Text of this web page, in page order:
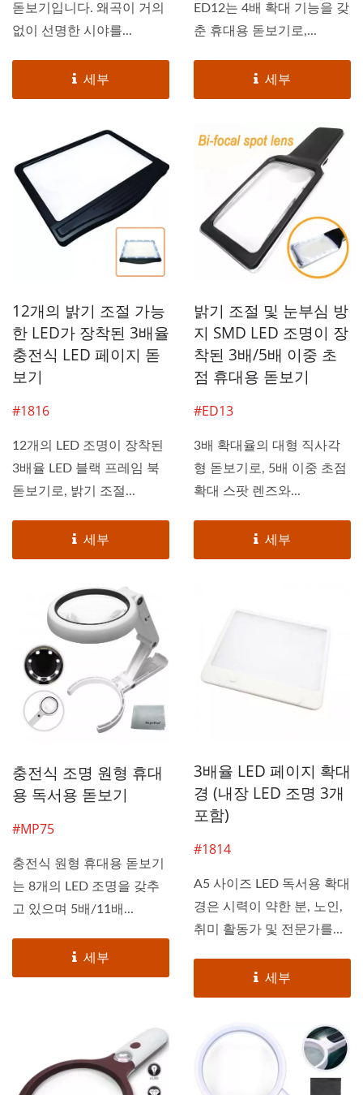
돋보기입니다. 왜곡이 거의
없이 선명한 시야를...
세부
ED12는 4배 확대 기능을 갖
춘 휴대용 돋보기로,...
세부
12개의 밝기 조절 가능
한 LED가 장착된 3배율
충전식 LED 페이지 돋
보기
#1816
12개의 LED 조명이 장착된
3배율 LED 블랙 프레임 북
돋보기로, 밝기 조절...
세부
밝기 조절 및 눈부심 방
지 SMD LED 조명이 장
착된 3배/5배 이중 초
점 휴대용 돋보기
#ED13
3배 확대율의 대형 직사각
형 돋보기로, 5배 이중 초점
확대 스팟 렌즈와...
세부
충전식 조명 원형 휴대
용 독서용 돋보기
#MP75
충전식 원형 휴대용 돋보기
는 8개의 LED 조명을 갖추
고 있으며 5배/11배...
세부
3배율 LED 페이지 확대
경 (내장 LED 조명 3개
포함)
#1814
A5 사이즈 LED 독서용 확대
경은 시력이 약한 분, 노인,
취미 활동가 및 전문가를...
세부